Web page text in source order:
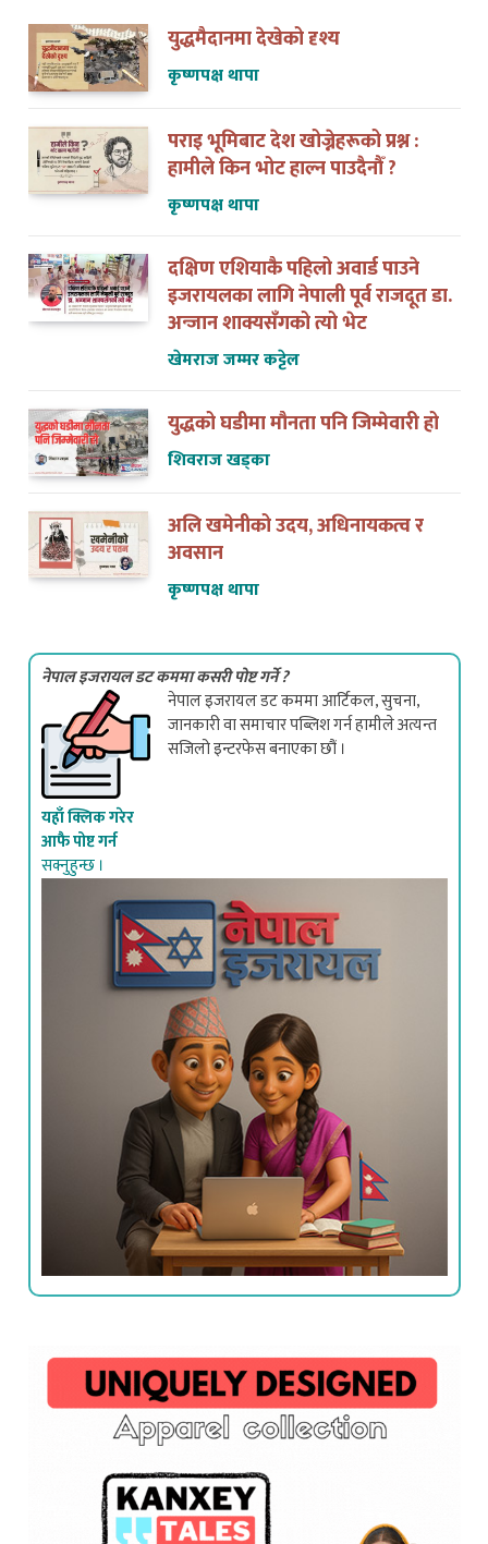
युद्धमैदानमा देखेको दृश्य
कृष्णपक्ष थापा
पराइ भूमिबाट देश खोज्नेहरूको प्रश्न :
हामीले किन भोट हाल्न पाउदैनौँ ?
कृष्णपक्ष थापा
दक्षिण एशियाकै पहिलो अवार्ड पाउने
इजरायलका लागि नेपाली पूर्व राजदूत डा.
अन्जान शाक्यसँगको त्यो भेट
खेमराज जम्मर कट्टेल
युद्धको घडीमा मौनता पनि जिम्मेवारी हो
शिवराज खड्का
अलि खमेनीको उदय, अधिनायकत्व र
अवसान
कृष्णपक्ष थापा
नेपाल इजरायल डट कममा कसरी पोष्ट गर्ने ?
यहाँ क्लिक गरेर
आफै पोष्ट गर्न
सक्नुहुन्छ ।
नेपाल इजरायल डट कममा आर्टिकल, सुचना,
जानकारी वा समाचार पब्लिश गर्न हामीले अत्यन्त
सजिलो इन्टरफेस बनाएका छौं ।